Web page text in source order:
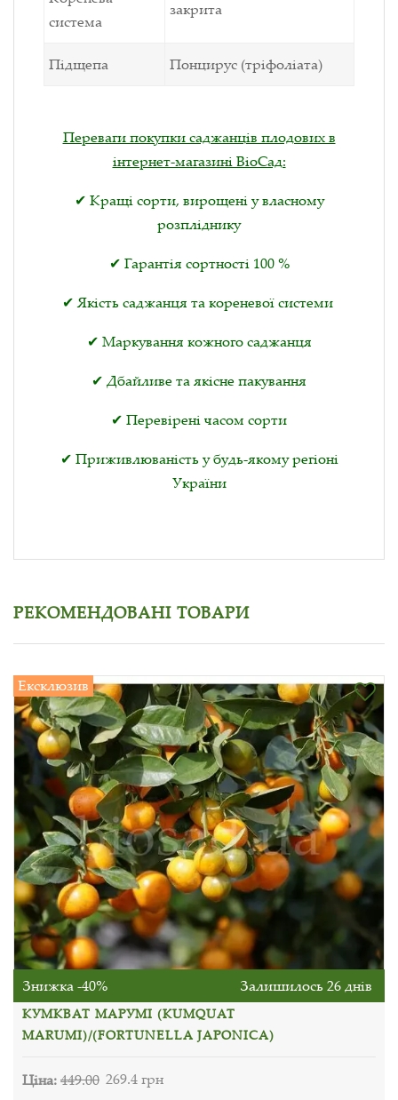
система
закрита
Підщепа Понцирус (тріфоліата)
Переваги покупки саджанців плодових в
інтернет-магазині ВіоСад:
✔ Кращі сорти, вирощені у власному
розпліднику
✔ Гарантія сортності 100 %
✔ Якість саджанця та кореневої системи
✔ Маркування кожного саджанця
✔ Дбайливе та якісне пакування
✔ Перевірені часом сорти
✔ Приживлюваність у будь-якому регіоні
України
РЕКОМЕНДОВАНІ ТОВАРИ
Ексклюзив
Знижка -40% Залишилось 26 днів
КУМКВАТ МАРУМІ (KUMQUAT
MARUMI)/(FORTUNELLA JAPONICA)
Ціна:449.00 269.4 грн